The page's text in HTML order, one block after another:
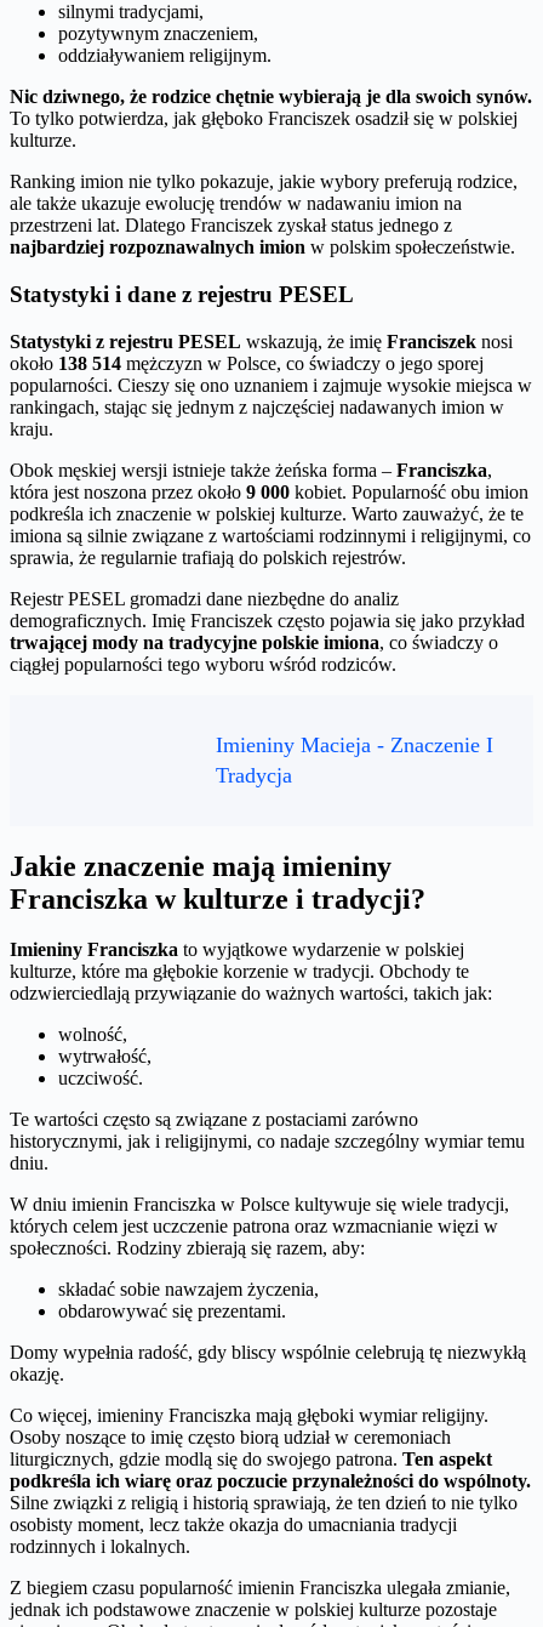
silnymi tradycjami,
pozytywnym znaczeniem,
oddziaływaniem religijnym.
Nic dziwnego, że rodzice chętnie wybierają je dla swoich synów.
To tylko potwierdza, jak głęboko Franciszek osadził się w polskiej
kulturze.
Ranking imion nie tylko pokazuje, jakie wybory preferują rodzice,
ale także ukazuje ewolucję trendów w nadawaniu imion na
przestrzeni lat. Dlatego Franciszek zyskał status jednego z
najbardziej rozpoznawalnych imion w polskim społeczeństwie.
Statystyki i dane z rejestru PESEL
Statystyki z rejestru PESEL wskazują, że imię Franciszek nosi
około 138 514 mężczyzn w Polsce, co świadczy o jego sporej
popularności. Cieszy się ono uznaniem i zajmuje wysokie miejsca w
rankingach, stając się jednym z najczęściej nadawanych imion w
kraju.
Obok męskiej wersji istnieje także żeńska forma – Franciszka,
która jest noszona przez około 9 000 kobiet. Popularność obu imion
podkreśla ich znaczenie w polskiej kulturze. Warto zauważyć, że te
imiona są silnie związane z wartościami rodzinnymi i religijnymi, co
sprawia, że regularnie trafiają do polskich rejestrów.
Rejestr PESEL gromadzi dane niezbędne do analiz
demograficznych. Imię Franciszek często pojawia się jako przykład
trwającej mody na tradycyjne polskie imiona, co świadczy o
ciągłej popularności tego wyboru wśród rodziców.
Imieniny Macieja - Znaczenie I
Tradycja
Jakie znaczenie mają imieniny
Franciszka w kulturze i tradycji?
Imieniny Franciszka to wyjątkowe wydarzenie w polskiej
kulturze, które ma głębokie korzenie w tradycji. Obchody te
odzwierciedlają przywiązanie do ważnych wartości, takich jak:
wolność,
wytrwałość,
uczciwość.
Te wartości często są związane z postaciami zarówno
historycznymi, jak i religijnymi, co nadaje szczególny wymiar temu
dniu.
W dniu imienin Franciszka w Polsce kultywuje się wiele tradycji,
których celem jest uczczenie patrona oraz wzmacnianie więzi w
społeczności. Rodziny zbierają się razem, aby:
składać sobie nawzajem życzenia,
obdarowywać się prezentami.
Domy wypełnia radość, gdy bliscy wspólnie celebrują tę niezwykłą
okazję.
Co więcej, imieniny Franciszka mają głęboki wymiar religijny.
Osoby noszące to imię często biorą udział w ceremoniach
liturgicznych, gdzie modlą się do swojego patrona. Ten aspekt
podkreśla ich wiarę oraz poczucie przynależności do wspólnoty.
Silne związki z religią i historią sprawiają, że ten dzień to nie tylko
osobisty moment, lecz także okazja do umacniania tradycji
rodzinnych i lokalnych.
Z biegiem czasu popularność imienin Franciszka ulegała zmianie,
jednak ich podstawowe znaczenie w polskiej kulturze pozostaje